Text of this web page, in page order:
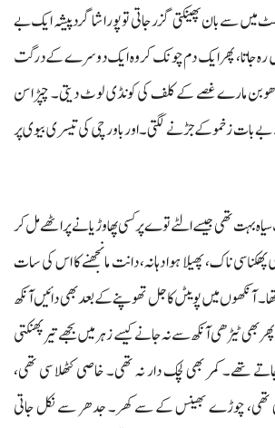
میں سے بان پھینکتی گزر جاتی تو پورا شاگرد پیشہ ایک بے
جاتا، پھر ایک دم چونک کر وہ ایک دوسرے کے درگت
مارے غصے کے کلف کی کونڈی لوٹ دیتی۔ چپڑاسن
بات زخمو کے جڑنے لگتی۔ اور باورچی کی تیسری بیوی پر
بہت تھی جیسے الٹے توے پر کسی پھاوڑیا نے پر اٹھے مل کر
پھکناسی ناک، پھیلا ہوا دہانہ، دانت مانجھنے کا اس کی سات
آنکھوں میں پویٹں کاجل تھوپنے کے بعد بھی دائیں آنکھ
پھر بھی ٹیڑھی آنکھ سے نہ جانے کیسے زہر میں بجھے تیر پھنکتی
تھے۔ کمر بھی لچک دار نہ تھی۔ خاصی کٹھلا سی تھی،
تھی، چوڑے بھینس کے سے کھر۔ جدھر سے نکل جاتی